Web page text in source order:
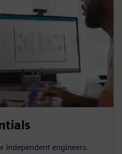
independent engineers.